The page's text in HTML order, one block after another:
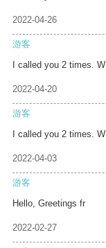
2022-04-26
游客
I called you 2 times. W
2022-04-20
游客
I called you 2 times. W
2022-04-03
游客
Hello, Greetings fr
2022-02-27